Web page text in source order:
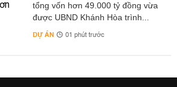
tổng vốn hơn 49.000 tỷ đồng vừa
được UBND Khánh Hòa trình...
DỰ ÁN 01 phút trước